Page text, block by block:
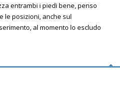
entrambi i piedi bene, penso
le posizioni, anche sul
al momento lo escludo